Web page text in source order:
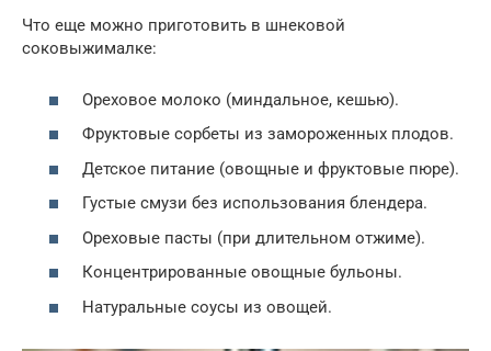
Что еще можно приготовить в шнековой
соковыжималке:
Ореховое молоко (миндальное, кешью).
Фруктовые сорбеты из замороженных плодов.
Детское питание (овощные и фруктовые пюре).
Густые смузи без использования блендера.
Ореховые пасты (при длительном отжиме).
Концентрированные овощные бульоны.
Натуральные соусы из овощей.